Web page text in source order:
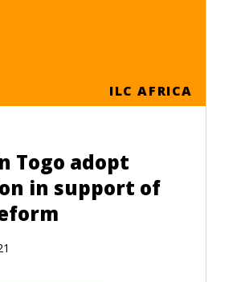
ILC AFRICA
Togo adopt
in support of